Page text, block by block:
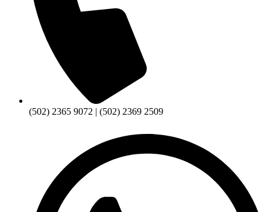
(502) 2365 9072 | (502) 2369 2509